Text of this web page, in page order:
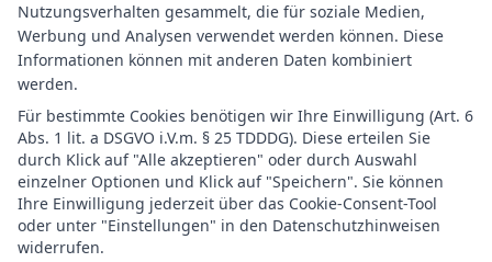
Nutzungsverhalten gesammelt, die für soziale Medien,
Werbung und Analysen verwendet werden können. Diese
Informationen können mit anderen Daten kombiniert
werden.
Für bestimmte Cookies benötigen wir Ihre Einwilligung (Art. 6
Abs. 1 lit. a DSGVO i.V.m. § 25 TDDDG). Diese erteilen Sie
durch Klick auf "Alle akzeptieren" oder durch Auswahl
einzelner Optionen und Klick auf "Speichern". Sie können
Ihre Einwilligung jederzeit über das Cookie-Consent-Tool
oder unter "Einstellungen" in den Datenschutzhinweisen
widerrufen.